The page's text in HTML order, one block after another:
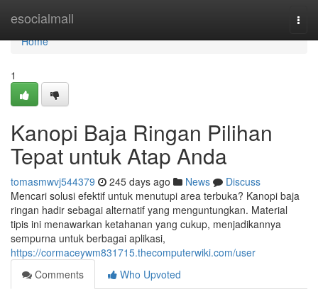
esocialmall
Home
Home
1
Kanopi Baja Ringan Pilihan
Tepat untuk Atap Anda
tomasmwvj544379 245 days ago News
Discuss
Mencari solusi efektif untuk menutupi area terbuka? Kanopi baja
ringan hadir sebagai alternatif yang menguntungkan. Material
tipis ini menawarkan ketahanan yang cukup, menjadikannya
sempurna untuk berbagai aplikasi,
https://cormaceywm831715.thecomputerwiki.com/user
Comments
Who Upvoted